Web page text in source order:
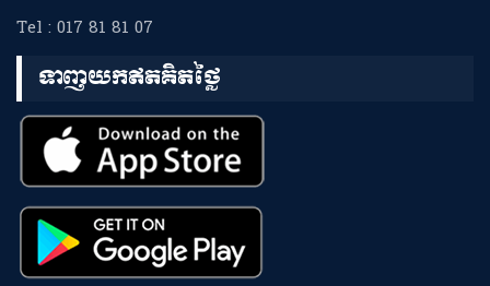
Tel : 017 81 81 07
ទាញយកឥតគិតថ្លៃ